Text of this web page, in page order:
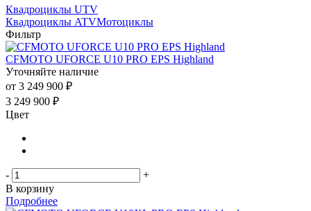
Квадроциклы UTV
Квадроциклы ATVМотоциклы
Фильтр
CFMOTO UFORCE U10 PRO EPS Highland
Уточняйте наличие
от 3 249 900 ₽
3 249 900 ₽
Цвет
-
+
В корзину
Подробнее